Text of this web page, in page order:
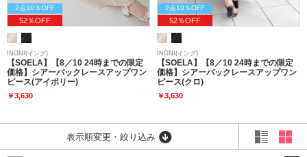
2点10％OFF
52％OFF
INGNI(イング)
【SOELA】【8／10 24時までの限定
価格】シアーバックレースアップワン
ピース(アイボリー)
￥3,630
2点10％OFF
52％OFF
INGNI(イング)
【SOELA】【8／10 24時までの限定
価格】シアーバックレースアップワン
ピース(クロ)
￥3,630
表示順変更・絞り込み